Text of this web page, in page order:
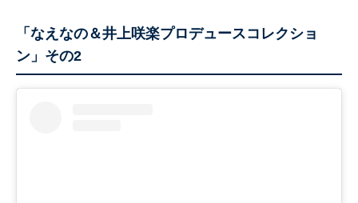
「なえなの＆井上咲楽プロデュースコレクショ
ン」その2